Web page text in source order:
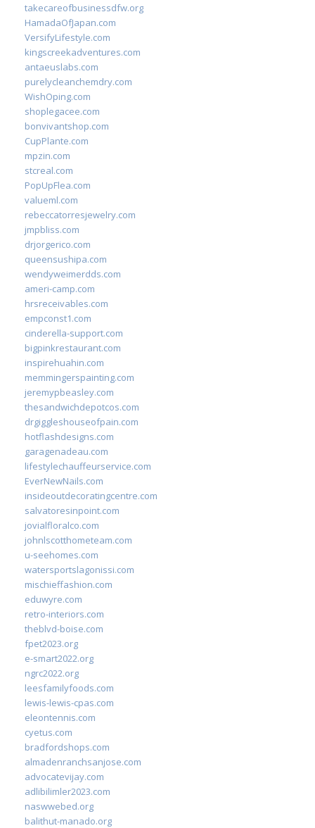
takecareofbusinessdfw.org
HamadaOfJapan.com
VersifyLifestyle.com
kingscreekadventures.com
antaeuslabs.com
purelycleanchemdry.com
WishOping.com
shoplegacee.com
bonvivantshop.com
CupPlante.com
mpzin.com
stcreal.com
PopUpFlea.com
valueml.com
rebeccatorresjewelry.com
jmpbliss.com
drjorgerico.com
queensushipa.com
wendyweimerdds.com
ameri-camp.com
hrsreceivables.com
empconst1.com
cinderella-support.com
bigpinkrestaurant.com
inspirehuahin.com
memmingerspainting.com
jeremypbeasley.com
thesandwichdepotcos.com
drgiggleshouseofpain.com
hotflashdesigns.com
garagenadeau.com
lifestylechauffeurservice.com
EverNewNails.com
insideoutdecoratingcentre.com
salvatoresinpoint.com
jovialfloralco.com
johnlscotthometeam.com
u-seehomes.com
watersportslagonissi.com
mischieffashion.com
eduwyre.com
retro-interiors.com
theblvd-boise.com
fpet2023.org
e-smart2022.org
ngrc2022.org
leesfamilyfoods.com
lewis-lewis-cpas.com
eleontennis.com
cyetus.com
bradfordshops.com
almadenranchsanjose.com
advocatevijay.com
adlibilimler2023.com
naswwebed.org
balithut-manado.org